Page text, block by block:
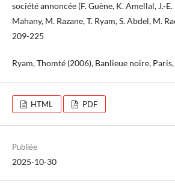
société annoncée (F. Guène, K. Amellal, J.-
Mahany, M. Razane, T. Ryam, S. Abdel, M.
209-225
Ryam, Thomté (2006), Banlieue noire,
HTML PDF
Publiée
2025-10-30